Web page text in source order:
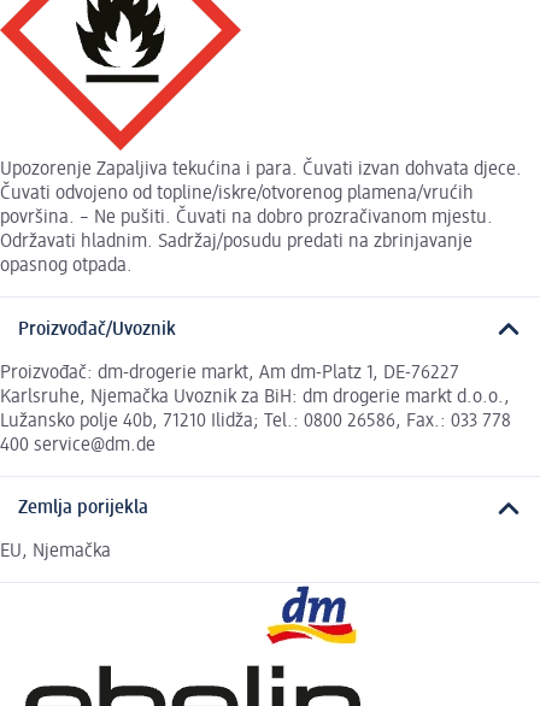
Upozorenje Zapaljiva tekućina i para. Čuvati izvan dohvata djece.
Čuvati odvojeno od topline/iskre/otvorenog plamena/vrućih
površina. – Ne pušiti. Čuvati na dobro prozračivanom mjestu.
Održavati hladnim. Sadržaj/posudu predati na zbrinjavanje
opasnog otpada.
Proizvođač/Uvoznik
Proizvođač: dm-drogerie markt, Am dm-Platz 1, DE-76227
Karlsruhe, Njemačka Uvoznik za BiH: dm drogerie markt d.o.o.,
Lužansko polje 40b, 71210 Ilidža; Tel.: 0800 26586, Fax.: 033 778
400 service@dm.de
Zemlja porijekla
EU, Njemačka